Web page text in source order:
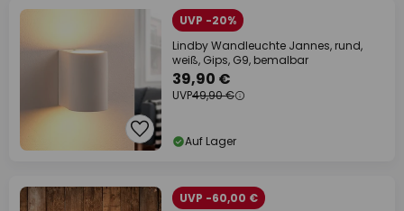
UVP -20%
Lindby Wandleuchte Jannes, rund,
weiß, Gips, G9, bemalbar
39,90 €
UVP49,90 €
Auf Lager
UVP -60,00 €